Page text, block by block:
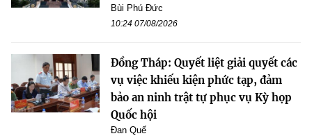
Bùi Phú Đức
10:24 07/08/2026
Đồng Tháp: Quyết liệt giải quyết các
vụ việc khiếu kiện phức tạp, đảm
bảo an ninh trật tự phục vụ Kỳ họp
Quốc hội
Đan Quế